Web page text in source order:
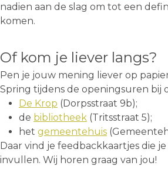
nadien aan de slag om tot een
komen.
Of kom je liever langs?
Pen je jouw mening liever op
Spring tijdens de openingsuren bij
De Krop (Dorpsstraat 9b);
de bibliotheek (Tritsstraat 5);
het gemeentehuis
Daar vind je feedbackkaartjes die
invullen. Wij horen graag van jou!